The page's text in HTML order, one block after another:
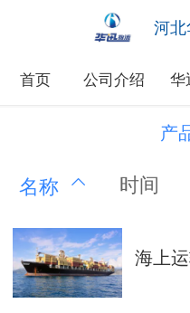
河北
首页 公司介绍 华
产
名称 时间
海上